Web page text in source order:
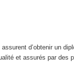
d’obtenir un
et assurés par des